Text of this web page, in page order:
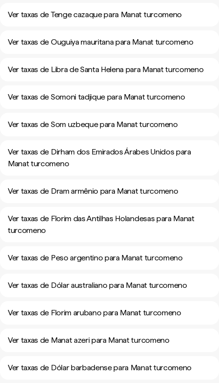
Ver taxas de Tenge cazaque para Manat turcomeno
Ver taxas de Ouguiya mauritana para Manat turcomeno
Ver taxas de Libra de Santa Helena para Manat turcomeno
Ver taxas de Somoni tadjique para Manat turcomeno
Ver taxas de Som uzbeque para Manat turcomeno
Ver taxas de Dirham dos Emirados Árabes Unidos para
Manat turcomeno
Ver taxas de Dram armênio para Manat turcomeno
Ver taxas de Florim das Antilhas Holandesas para Manat
turcomeno
Ver taxas de Peso argentino para Manat turcomeno
Ver taxas de Dólar australiano para Manat turcomeno
Ver taxas de Florim arubano para Manat turcomeno
Ver taxas de Manat azeri para Manat turcomeno
Ver taxas de Dólar barbadense para Manat turcomeno